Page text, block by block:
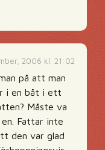
2006 kl. 21:02
på att man
i en båt i ett
Måste va
Fattar inte
den var glad